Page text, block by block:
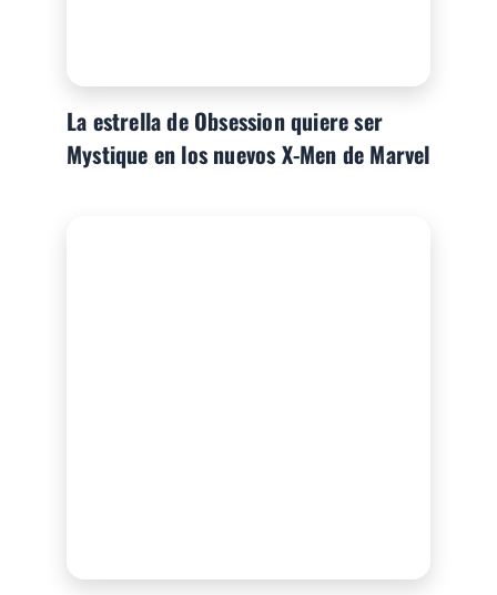
La estrella de Obsession quiere ser
Mystique en los nuevos X-Men de Marvel